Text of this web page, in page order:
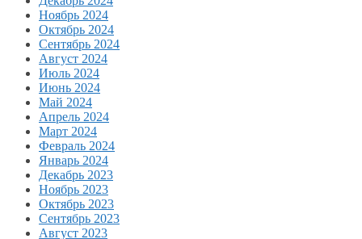
Ноябрь 2024
Октябрь 2024
Сентябрь 2024
Август 2024
Июль 2024
Июнь 2024
Май 2024
Апрель 2024
Март 2024
Февраль 2024
Январь 2024
Декабрь 2023
Ноябрь 2023
Октябрь 2023
Сентябрь 2023
Август 2023